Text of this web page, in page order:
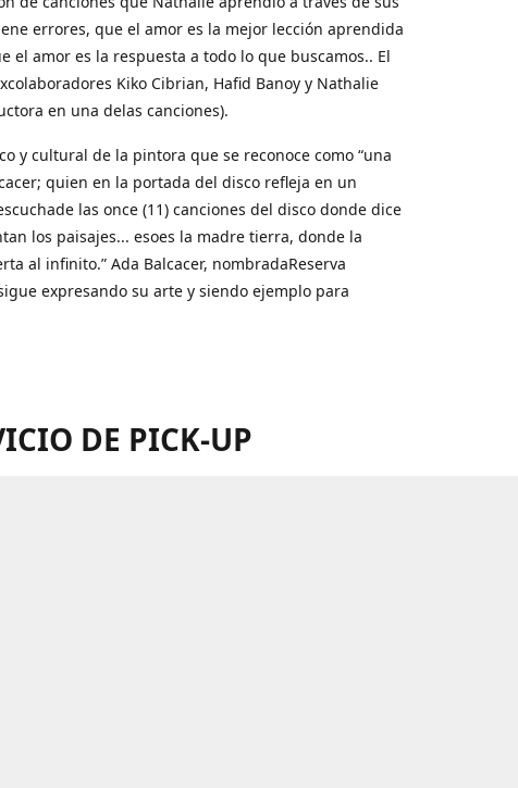
errores, que el amor es la mejor lección aprendida
el amor es la respuesta a todo lo que buscamos.. El
Kiko Cibrian, Hafid Banoy y Nathalie
en una delas canciones).
y cultural de la pintora que se reconoce como “una
quien en la portada del disco refleja en un
las once (11) canciones del disco donde dice
los paisajes... esoes la madre tierra, donde la
al infinito.” Ada Balcacer, nombradaReserva
expresando su arte y siendo ejemplo para
DE PICK-UP